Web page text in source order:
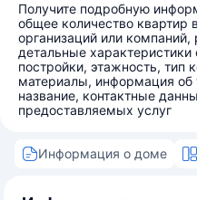
Получите подробную
общее количество квартир
организаций или
детальные характеристики
постройки, этажность, тип
материалы, информация
название, контактные
предоставляемых услуг
Информация о доме